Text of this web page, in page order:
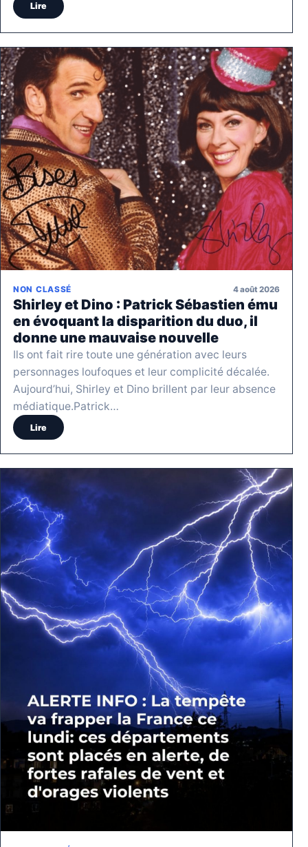
Lire
NON CLASSÉ 4 août 2026
Shirley et Dino : Patrick Sébastien ému
en évoquant la disparition du duo, il
donne une mauvaise nouvelle
Ils ont fait rire toute une génération avec leurs
personnages loufoques et leur complicité décalée.
Aujourd’hui, Shirley et Dino brillent par leur absence
médiatique.Patrick…
Lire